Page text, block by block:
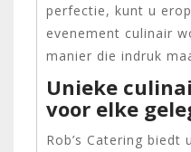
perfectie, kunt u
evenement culinair
manier die indruk
Unieke
voor elke
Rob’s Catering biedt